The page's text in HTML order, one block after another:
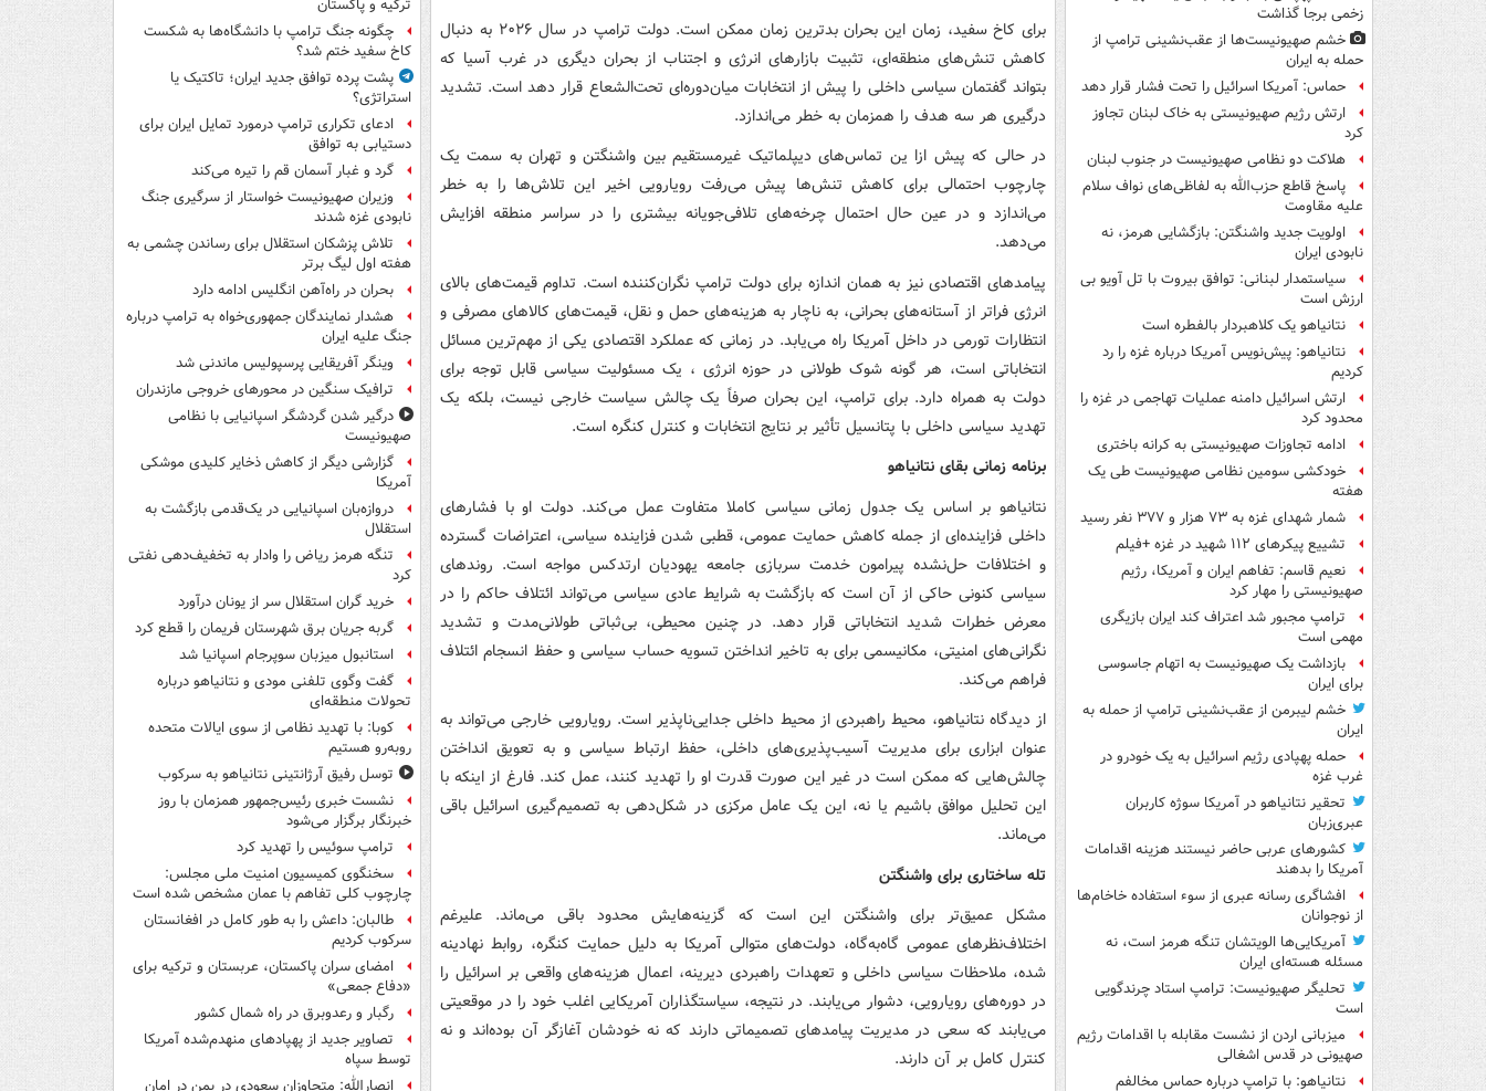
زخمی برجا گذاشت
خشم صهیونیست‌ها از عقب‌نشینی ترامپ از
حمله به ایران
حماس: آمریکا اسرائیل را تحت فشار قرار دهد
ارتش رژیم صهیونیستی به خاک لبنان تجاوز
کرد
هلاکت دو نظامی صهیونیست در جنوب لبنان
پاسخ قاطع حزب‌الله به لفاظی‌های نواف سلام
علیه مقاومت
اولویت جدید واشنگتن: بازگشایی هرمز، نه
نابودی ایران
سیاستمدار لبنانی: توافق بیروت با تل آویو بی
ارزش است
نتانیاهو یک کلاهبردار بالفطره است
نتانیاهو: پیش‌نویس آمریکا درباره غزه را رد
کردیم
ارتش اسرائیل دامنه عملیات تهاجمی در غزه را
محدود کرد
ادامه تجاوزات صهیونیستی به کرانه باختری
خودکشی سومین نظامی صهیونیست طی یک
هفته
شمار شهدای غزه به ۷۳ هزار و ۳۷۷ نفر رسید
تشییع پیکرهای ۱۱۲ شهید در غزه +فیلم
نعیم قاسم: تفاهم ایران و آمریکا، رژیم
صهیونیستی را مهار کرد
ترامپ مجبور شد اعتراف کند ایران بازیگری
مهمی است
بازداشت یک صهیونیست به اتهام جاسوسی
برای ایران
خشم لیبرمن از عقب‌نشینی ترامپ از حمله به
ایران
حمله پهپادی رژیم اسرائیل به یک خودرو در
غرب غزه
تحقیر نتانیاهو در آمریکا سوژه کاربران
عبری‌زبان
کشورهای عربی حاضر نیستند هزینه اقدامات
آمریکا را بدهند
افشاگری رسانه عبری از سوء استفاده خاخام‌ها
از نوجوانان
آمریکایی‌ها الویتشان تنگه هرمز است، نه
مسئله هسته‌ای ایران
تحلیگر صهیونیست: ترامپ استاد چرندگویی
است
میزبانی اردن از نشست مقابله با اقدامات رژیم
صهیونی در قدس اشغالی
نتانیاهو: با ترامپ درباره حماس مخالفم
برای کاخ سفید، زمان این بحران بدترین زمان ممکن است. دولت ترامپ در سال ۲۰۲۶ به دنبال
کاهش تنش‌های منطقه‌ای، تثبیت بازارهای انرژی و اجتناب از بحران دیگری در غرب آسیا که
بتواند گفتمان سیاسی داخلی را پیش از انتخابات میان‌دوره‌ای تحت‌الشعاع قرار دهد است. تشدید
درگیری هر سه هدف را همزمان به خطر می‌اندازد.
در حالی که پیش ازا ین تماس‌های دیپلماتیک غیرمستقیم بین واشنگتن و تهران به سمت یک
چارچوب احتمالی برای کاهش تنش‌ها پیش می‌رفت رویارویی اخیر این تلاش‌ها را به خطر
می‌اندازد و در عین حال احتمال چرخه‌های تلافی‌جویانه بیشتری را در سراسر منطقه افزایش
می‌دهد.
پیامدهای اقتصادی نیز به همان اندازه برای دولت ترامپ نگران‌کننده است. تداوم قیمت‌های بالای
انرژی فراتر از آستانه‌های بحرانی، به ناچار به هزینه‌های حمل و نقل، قیمت‌های کالاهای مصرفی و
انتظارات تورمی در داخل آمریکا راه می‌یابد. در زمانی که عملکرد اقتصادی یکی از مهم‌ترین مسائل
انتخاباتی است، هر گونه شوک طولانی در حوزه انرژی ، یک مسئولیت سیاسی قابل توجه برای
دولت به همراه دارد. برای ترامپ، این بحران صرفاً یک چالش سیاست خارجی نیست، بلکه یک
تهدید سیاسی داخلی با پتانسیل تأثیر بر نتایج انتخابات و کنترل کنگره است.
برنامه زمانی بقای نتانیاهو
نتانیاهو بر اساس یک جدول زمانی سیاسی کاملا متفاوت عمل می‌کند. دولت او با فشارهای
داخلی فزاینده‌ای از جمله کاهش حمایت عمومی، قطبی شدن فزاینده سیاسی، اعتراضات گسترده
و اختلافات حل‌نشده پیرامون خدمت سربازی جامعه یهودیان ارتدکس مواجه است. روندهای
سیاسی کنونی حاکی از آن است که بازگشت به شرایط عادی سیاسی می‌تواند ائتلاف حاکم را در
معرض خطرات شدید انتخاباتی قرار دهد. در چنین محیطی، بی‌ثباتی طولانی‌مدت و تشدید
نگرانی‌های امنیتی، مکانیسمی برای به تاخیر انداختن تسویه حساب سیاسی و حفظ انسجام ائتلاف
فراهم می‌کند.
از دیدگاه نتانیاهو، محیط راهبردی از محیط داخلی جدایی‌ناپذیر است. رویارویی خارجی می‌تواند به
عنوان ابزاری برای مدیریت آسیب‌پذیری‌های داخلی، حفظ ارتباط سیاسی و به تعویق انداختن
چالش‌هایی که ممکن است در غیر این صورت قدرت او را تهدید کنند، عمل کند. فارغ از اینکه با
این تحلیل موافق باشیم یا نه، این یک عامل مرکزی در شکل‌دهی به تصمیم‌گیری اسرائیل باقی
می‌ماند.
تله ساختاری برای واشنگتن
مشکل عمیق‌تر برای واشنگتن این است که گزینه‌هایش محدود باقی می‌ماند. علیرغم
اختلاف‌نظرهای عمومی گاه‌به‌گاه، دولت‌های متوالی آمریکا به دلیل حمایت کنگره، روابط نهادینه
شده، ملاحظات سیاسی داخلی و تعهدات راهبردی دیرینه، اعمال هزینه‌های واقعی بر اسرائیل را
در دوره‌های رویارویی، دشوار می‌یابند. در نتیجه، سیاستگذاران آمریکایی اغلب خود را در موقعیتی
می‌یابند که سعی در مدیریت پیامدهای تصمیماتی دارند که نه خودشان آغازگر آن بوده‌اند و نه
کنترل کامل بر آن دارند.
ترکیه و پاکستان
چگونه جنگ ترامپ با دانشگاه‌ها به شکست
کاخ سفید ختم شد؟
پشت پرده توافق جدید ایران؛ تاکتیک یا
استراتژی؟
ادعای تکراری ترامپ درمورد تمایل ایران برای
دستیابی به توافق
گرد و غبار آسمان قم را تیره می‌کند
وزیران صهیونیست خواستار از سرگیری جنگ
نابودی غزه شدند
تلاش پزشکان استقلال برای رساندن چشمی به
هفته اول لیگ برتر
بحران در راه‌آهن انگلیس ادامه دارد
هشدار نمایندگان جمهوری‌خواه به ترامپ درباره
جنگ علیه ایران
وینگر آفریقایی پرسپولیس ماندنی شد
ترافیک سنگین در محورهای خروجی مازندران
درگیر شدن گردشگر اسپانیایی با نظامی
صهیونیست
گزارشی دیگر از کاهش ذخایر کلیدی موشکی
آمریکا
دروازه‌بان اسپانیایی در یک‌قدمی بازگشت به
استقلال
تنگه هرمز ریاض را وادار به تخفیف‌دهی نفتی
کرد
خرید گران استقلال سر از یونان درآورد
گربه جریان برق شهرستان فریمان را قطع کرد
استانبول میزبان سوپرجام اسپانیا شد
گفت وگوی تلفنی مودی و نتانیاهو درباره
تحولات منطقه‌ای
کوبا: با تهدید نظامی از سوی ایالات متحده
روبه‌رو هستیم
توسل رفیق آرژانتینی نتانیاهو به سرکوب
نشست خبری رئیس‌جمهور همزمان با روز
خبرنگار برگزار می‌شود
ترامپ سوئیس را تهدید کرد
سخنگوی کمیسیون امنیت ملی مجلس:
چارچوب کلی تفاهم با عمان مشخص شده است
طالبان: داعش را به طور کامل در افغانستان
سرکوب کردیم
امضای سران پاکستان، عربستان و ترکیه برای
«دفاع جمعی»
رگبار و رعدوبرق در راه شمال کشور
تصاویر جدید از پهپادهای منهدم‌شده آمریکا
توسط سپاه
انصارالله: متجاوزان سعودی در یمن در امان